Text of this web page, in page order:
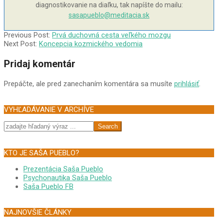
diagnostikovanie na diaľku, tak napíšte do mailu:
sasapueblo@meditacia.sk
2007-
07-
Previous Post: Prvá duchovná cesta veľkého mozgu
Next Post: Koncepcia kozmického vedomia
Pridaj komentár
Prepáčte, ale pred zanechaním komentára sa musíte prihlásiť.
VYHĽADÁVANIE V ARCHÍVE
Search
KTO JE SAŠA PUEBLO?
Prezentácia Saša Pueblo
Psychonautika Saša Pueblo
Saša Pueblo FB
NAJNOVŠIE ČLÁNKY